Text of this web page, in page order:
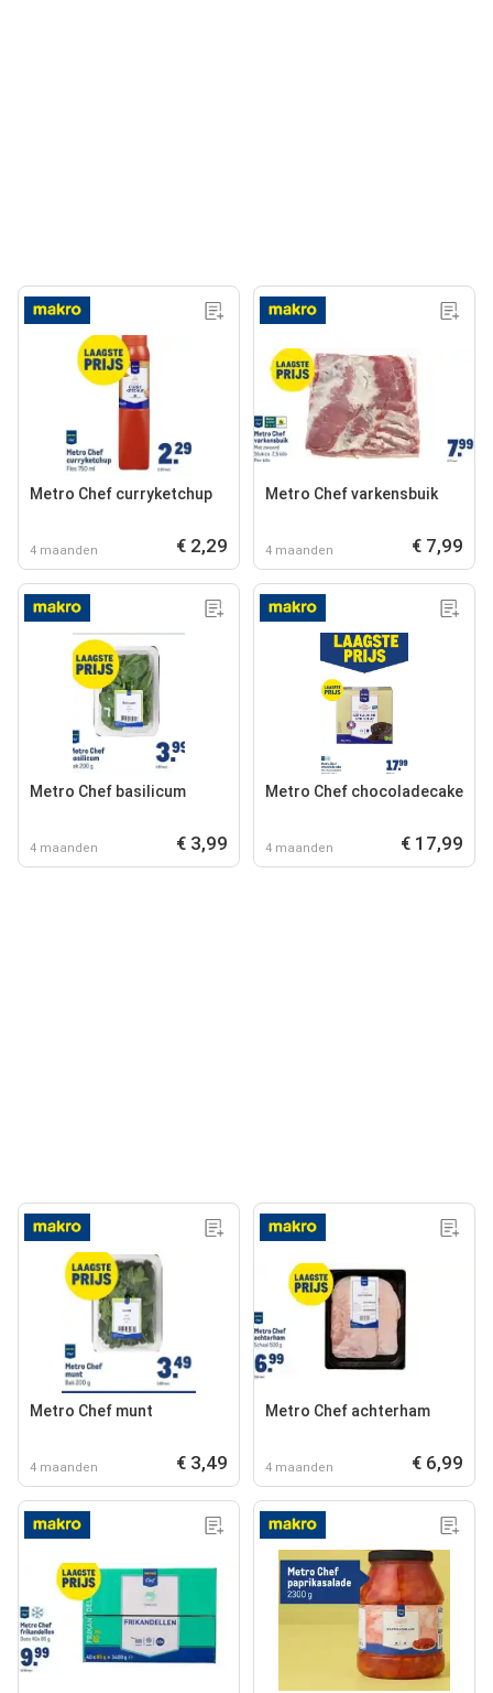
Metro Chef curryketchup
4 maanden € 2,29
Metro Chef varkensbuik
4 maanden € 7,99
Metro Chef basilicum
4 maanden € 3,99
Metro Chef chocoladecake
4 maanden € 17,99
Metro Chef munt
4 maanden € 3,49
Metro Chef achterham
4 maanden € 6,99